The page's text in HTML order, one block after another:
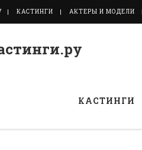
КАСТИНГИ АКТЕРЫ И МОДЕЛИ
КАСТИНГИ